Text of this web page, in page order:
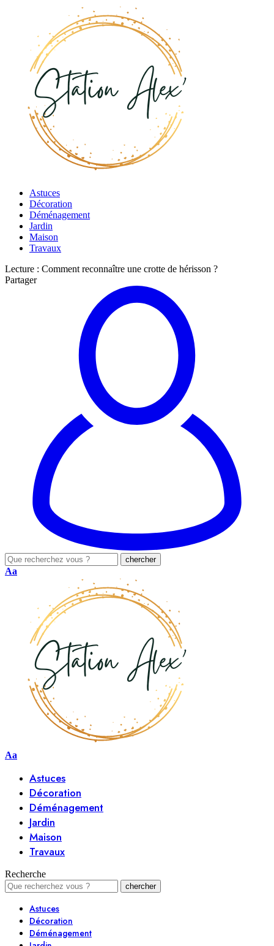
Astuces
Décoration
Déménagement
Jardin
Maison
Travaux
Lecture : Comment reconnaître une crotte de hérisson ?
Partager
Aa
Aa
Astuces
Décoration
Déménagement
Jardin
Maison
Travaux
Recherche
Astuces
Décoration
Déménagement